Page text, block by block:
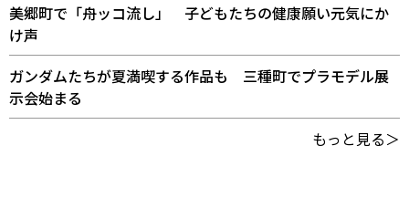
美郷町で「舟ッコ流し」 子どもたちの健康願い元気にか
け声
ガンダムたちが夏満喫する作品も 三種町でプラモデル展
示会始まる
もっと見る＞